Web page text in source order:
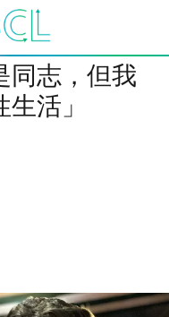
同志，但我
活」